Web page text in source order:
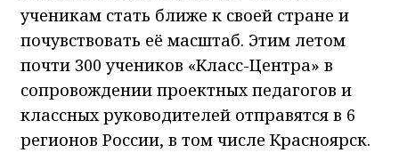
ученикам стать ближе к своей стране и
почувствовать её масштаб. Этим летом
почти 300 учеников «Класс-Центра» в
сопровождении проектных педагогов и
классных руководителей отправятся в 6
регионов России, в том числе Красноярск.